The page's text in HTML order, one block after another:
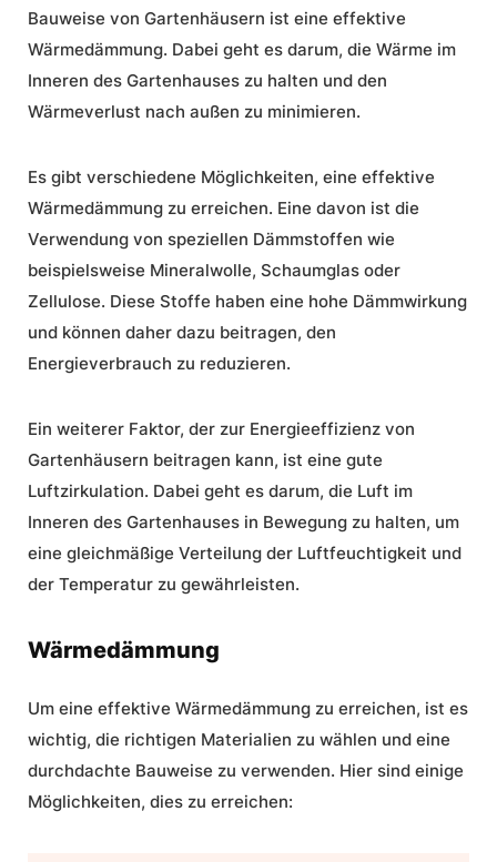
Bauweise von Gartenhäusern ist eine effektive
Wärmedämmung. Dabei geht es darum, die Wärme im
Inneren des Gartenhauses zu halten und den
Wärmeverlust nach außen zu minimieren.
Es gibt verschiedene Möglichkeiten, eine effektive
Wärmedämmung zu erreichen. Eine davon ist die
Verwendung von speziellen Dämmstoffen wie
beispielsweise Mineralwolle, Schaumglas oder
Zellulose. Diese Stoffe haben eine hohe Dämmwirkung
und können daher dazu beitragen, den
Energieverbrauch zu reduzieren.
Ein weiterer Faktor, der zur Energieeffizienz von
Gartenhäusern beitragen kann, ist eine gute
Luftzirkulation. Dabei geht es darum, die Luft im
Inneren des Gartenhauses in Bewegung zu halten, um
eine gleichmäßige Verteilung der Luftfeuchtigkeit und
der Temperatur zu gewährleisten.
Wärmedämmung
Um eine effektive Wärmedämmung zu erreichen, ist es
wichtig, die richtigen Materialien zu wählen und eine
durchdachte Bauweise zu verwenden. Hier sind einige
Möglichkeiten, dies zu erreichen: